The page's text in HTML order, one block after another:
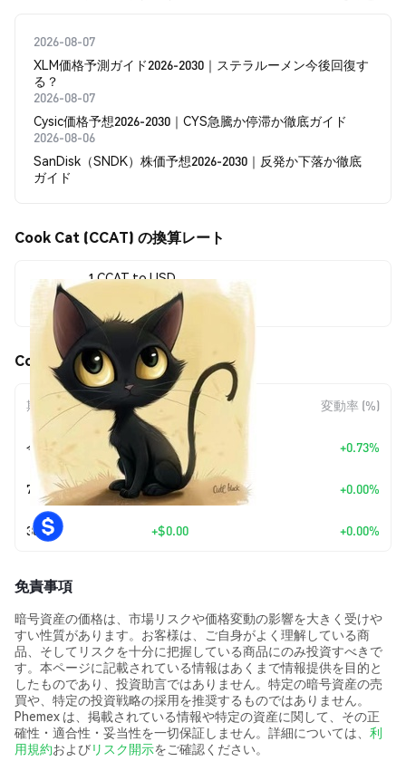
2026-08-07
XLM価格予測ガイド2026-2030｜ステラルーメン今後回復す
る？
2026-08-07
Cysic価格予想2026-2030｜CYS急騰か停滞か徹底ガイド
2026-08-06
SanDisk（SNDK）株価予想2026-2030｜反発か下落か徹底
ガイド
Cook Cat (CCAT) の換算レート
1 CCAT to USD
$0.0000399
Cook Cat (CCAT) の価格変動
期間 金額変動 変動率 (%)
今日 $0.00000029 +0.73%
7日 +$0.00 +0.00%
30日 +$0.00 +0.00%
免責事項
暗号資産の価格は、市場リスクや価格変動の影響を大きく受けや
すい性質があります。お客様は、ご自身がよく理解している商
品、そしてリスクを十分に把握している商品にのみ投資すべきで
す。本ページに記載されている情報はあくまで情報提供を目的と
したものであり、投資助言ではありません。特定の暗号資産の売
買や、特定の投資戦略の採用を推奨するものではありません。
Phemex は、掲載されている情報や特定の資産に関して、その正
確性・適合性・妥当性を一切保証しません。詳細については、 利
用規約およびリスク開示をご確認ください。